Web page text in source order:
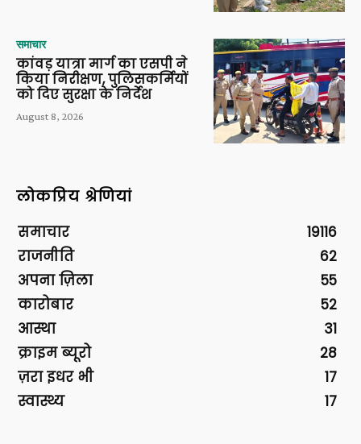
समाचार
कांवड़ यात्रा मार्ग का एसपी ने
किया निरीक्षण, पुलिसकर्मियों
को दिए सुरक्षा के निर्देश
August 8, 2026
लोकप्रिय श्रेणियां
समाचार
19116
राजनीति
62
अपना ज़िला
55
कारोबार
52
आस्था
31
क्राइम ब्यूरो
28
ज़रा इधर भी
17
स्वास्थ्य
17